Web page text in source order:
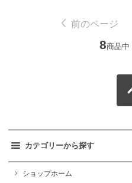
前のページ
8商品中
カテゴリーから探す
ショップホーム